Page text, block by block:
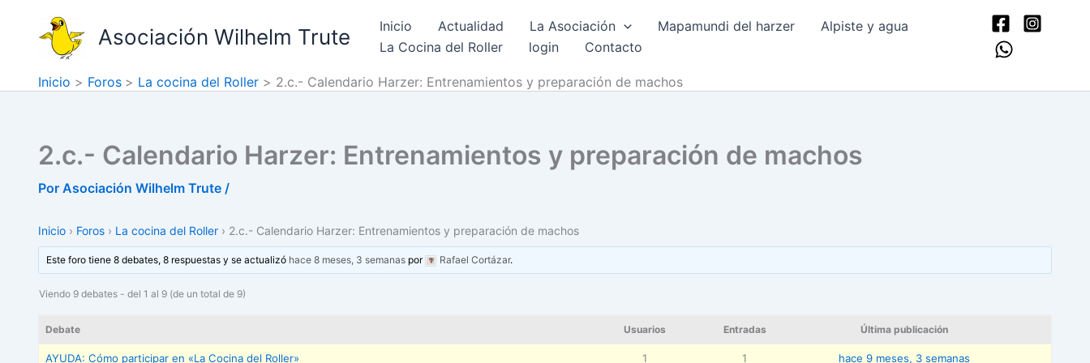
contenido
Asociación Wilhelm Trute Inicio Actualidad La Asociación Mapamundi del harzer
Alpiste y agua
La Cocina del Roller
login Contacto
Inicio Foros La cocina del Roller 2.c.- Calendario Harzer: Entrenamientos y preparación de machos
2.c.- Calendario Harzer: Entrenamientos y preparación de machos
Por Asociación Wilhelm Trute /
Inicio › Foros › La cocina del Roller › 2.c.- Calendario Harzer: Entrenamientos y preparación de machos
Este foro tiene 8 debates, 8 respuestas y se actualizó hace 8 meses, 3 semanas por Rafael Cortázar.
Viendo 9 debates - del 1 al 9 (de un total de 9)
Debate Usuarios Entradas Última publicación
AYUDA: Cómo participar en «La Cocina del Roller» 1 1 hace 9 meses, 3 semanas